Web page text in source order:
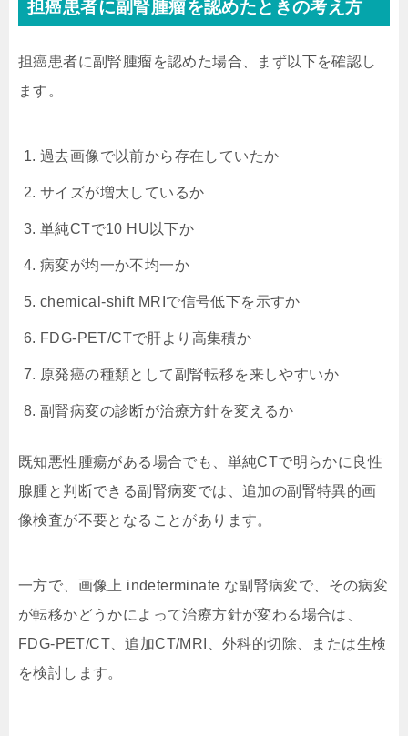
担癌患者に副腎腫瘤を認めたときの考え方
担癌患者に副腎腫瘤を認めた場合、まず以下を確認し
ます。
過去画像で以前から存在していたか
サイズが増大しているか
単純CTで10 HU以下か
病変が均一か不均一か
chemical-shift MRIで信号低下を示すか
FDG-PET/CTで肝より高集積か
原発癌の種類として副腎転移を来しやすいか
副腎病変の診断が治療方針を変えるか
既知悪性腫瘍がある場合でも、単純CTで明らかに良性
腺腫と判断できる副腎病変では、追加の副腎特異的画
像検査が不要となることがあります。
一方で、画像上 indeterminate な副腎病変で、その病変
が転移かどうかによって治療方針が変わる場合は、
FDG-PET/CT、追加CT/MRI、外科的切除、または生検
を検討します。